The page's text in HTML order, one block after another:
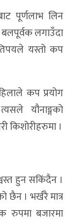
पूर्णलाभ लिन
लगाउँदा
यस्तो कप
कप प्रयोग
यौनाङ्गको
किशोरीहरुमा ।
हुन सकिंदैन ।
छैन । भर्खरै मात्र
रुपमा बजारमा